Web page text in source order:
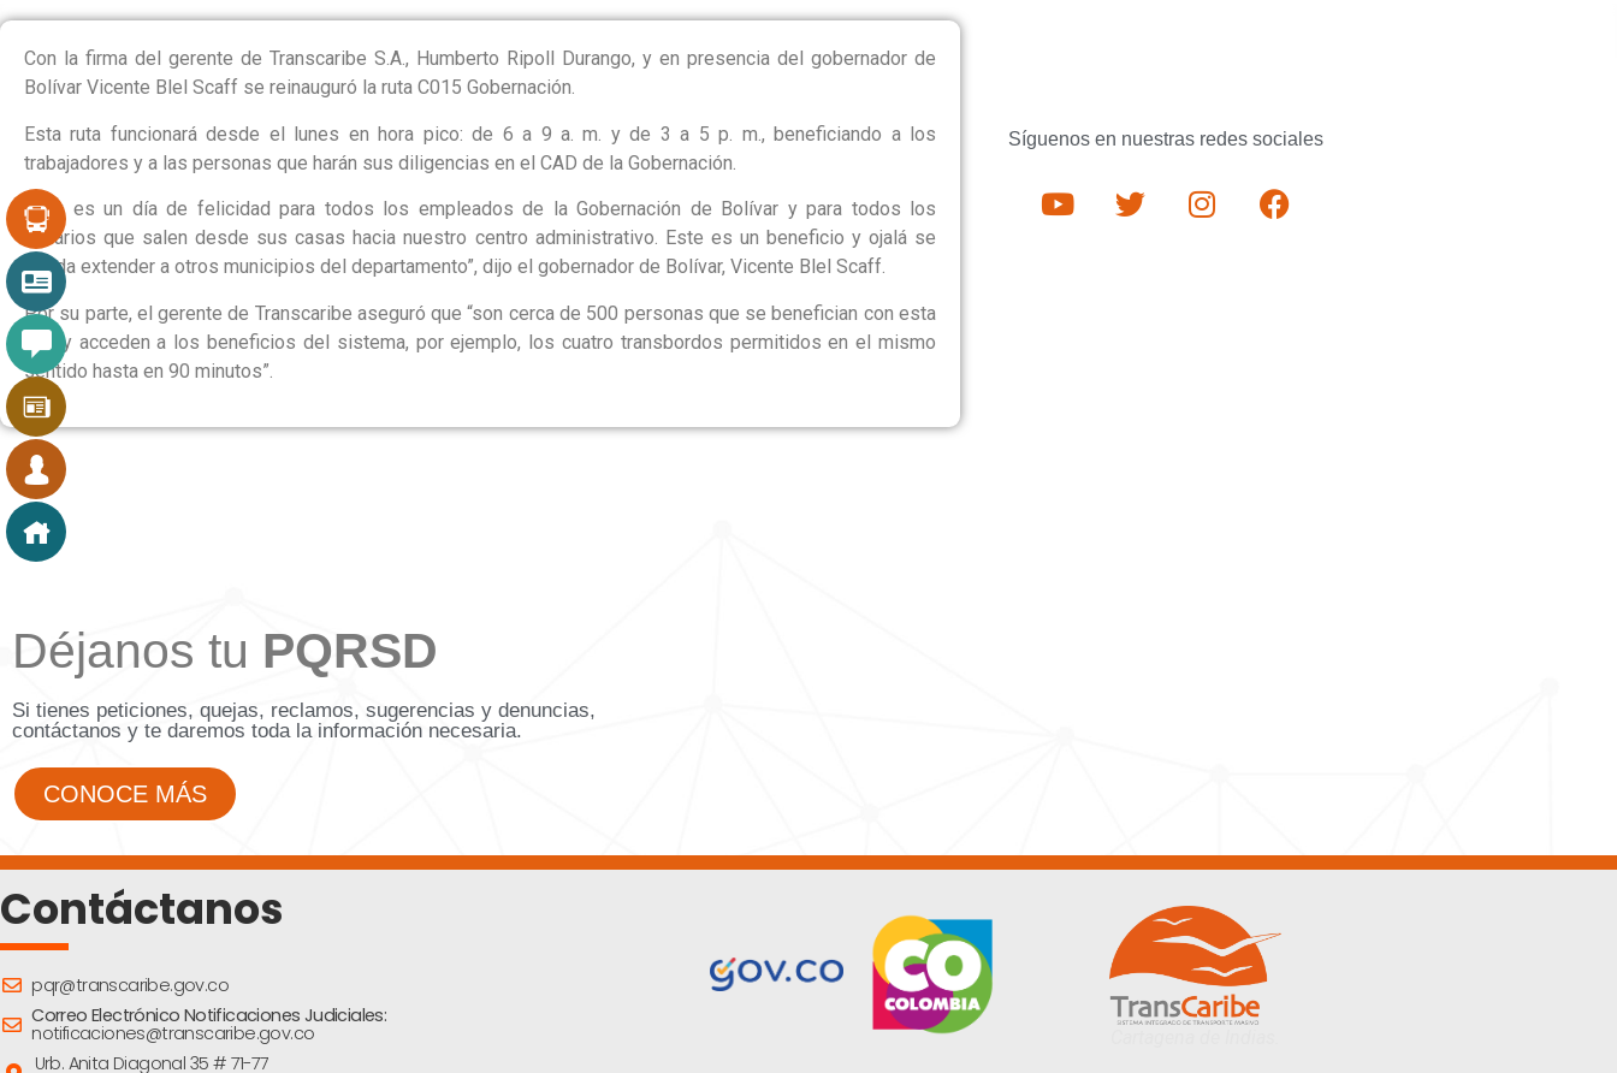
Con la firma del gerente de Transcaribe S.A., Humberto Ripoll Durango, y en presencia del gobernador de
Bolívar Vicente Blel Scaff se reinauguró la ruta C015 Gobernación.
Esta ruta funcionará desde el lunes en hora pico: de 6 a 9 a. m. y de 3 a 5 p. m., beneficiando a los
trabajadores y a las personas que harán sus diligencias en el CAD de la Gobernación.
“Hoy es un día de felicidad para todos los empleados de la Gobernación de Bolívar y para todos los
usuarios que salen desde sus casas hacia nuestro centro administrativo. Este es un beneficio y ojalá se
pueda extender a otros municipios del departamento”, dijo el gobernador de Bolívar, Vicente Blel Scaff.
Por su parte, el gerente de Transcaribe aseguró que “son cerca de 500 personas que se benefician con esta
ruta y acceden a los beneficios del sistema, por ejemplo, los cuatro transbordos permitidos en el mismo
sentido hasta en 90 minutos”.
Síguenos en nuestras redes sociales
Déjanos tu PQRSD
Si tienes peticiones, quejas, reclamos, sugerencias y denuncias,
contáctanos y te daremos toda la información necesaria.
CONOCE MÁS
Contáctanos
pqr@transcaribe.gov.co
Correo Electrónico Notificaciones Judiciales:
notificaciones@transcaribe.gov.co
Urb. Anita Diagonal 35 # 71-77